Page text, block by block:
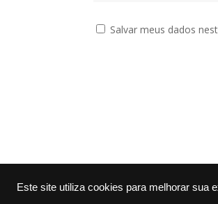
Este site utiliza cookies para melhorar sua
Salvar meus dados
Desenvolvido por Netwish